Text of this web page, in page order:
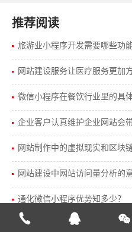
推荐阅读
网站建设服务让医疗服务更加
微信小程序在餐饮行业里的具
企业客户认真维护企业网站会
网站制作中的虚拟现实和区块
网站建设中网站访问量分析的
通化微信小程序优势知多少？